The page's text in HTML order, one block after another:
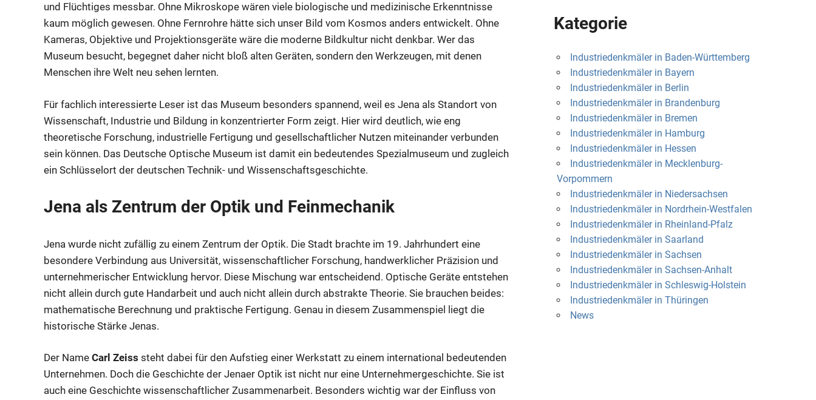
und Flüchtiges messbar. Ohne Mikroskope wären viele biologische und medizinische Erkenntnisse
kaum möglich gewesen. Ohne Fernrohre hätte sich unser Bild vom Kosmos anders entwickelt. Ohne
Kameras, Objektive und Projektionsgeräte wäre die moderne Bildkultur nicht denkbar. Wer das
Museum besucht, begegnet daher nicht bloß alten Geräten, sondern den Werkzeugen, mit denen
Menschen ihre Welt neu sehen lernten.
Für fachlich interessierte Leser ist das Museum besonders spannend, weil es Jena als Standort von
Wissenschaft, Industrie und Bildung in konzentrierter Form zeigt. Hier wird deutlich, wie eng
theoretische Forschung, industrielle Fertigung und gesellschaftlicher Nutzen miteinander verbunden
sein können. Das Deutsche Optische Museum ist damit ein bedeutendes Spezialmuseum und zugleich
ein Schlüsselort der deutschen Technik- und Wissenschaftsgeschichte.
Jena als Zentrum der Optik und Feinmechanik
Jena wurde nicht zufällig zu einem Zentrum der Optik. Die Stadt brachte im 19. Jahrhundert eine
besondere Verbindung aus Universität, wissenschaftlicher Forschung, handwerklicher Präzision und
unternehmerischer Entwicklung hervor. Diese Mischung war entscheidend. Optische Geräte entstehen
nicht allein durch gute Handarbeit und auch nicht allein durch abstrakte Theorie. Sie brauchen beides:
mathematische Berechnung und praktische Fertigung. Genau in diesem Zusammenspiel liegt die
historische Stärke Jenas.
Der Name Carl Zeiss steht dabei für den Aufstieg einer Werkstatt zu einem international bedeutenden
Unternehmen. Doch die Geschichte der Jenaer Optik ist nicht nur eine Unternehmergeschichte. Sie ist
auch eine Geschichte wissenschaftlicher Zusammenarbeit. Besonders wichtig war der Einfluss von
Kategorie
Industriedenkmäler in Baden-Württemberg
Industriedenkmäler in Bayern
Industriedenkmäler in Berlin
Industriedenkmäler in Brandenburg
Industriedenkmäler in Bremen
Industriedenkmäler in Hamburg
Industriedenkmäler in Hessen
Industriedenkmäler in Mecklenburg-
Vorpommern
Industriedenkmäler in Niedersachsen
Industriedenkmäler in Nordrhein-Westfalen
Industriedenkmäler in Rheinland-Pfalz
Industriedenkmäler in Saarland
Industriedenkmäler in Sachsen
Industriedenkmäler in Sachsen-Anhalt
Industriedenkmäler in Schleswig-Holstein
Industriedenkmäler in Thüringen
News